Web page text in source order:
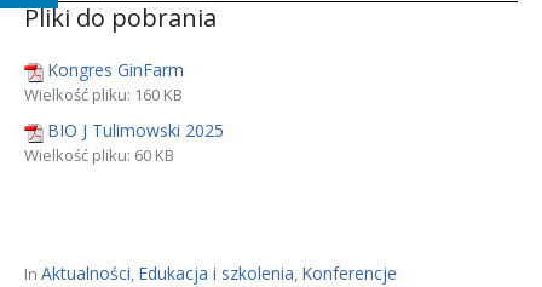
Pliki do pobrania
Kongres GinFarm
Wielkość pliku: 160 KB
BIO J Tulimowski 2025
Wielkość pliku: 60 KB
In Aktualności, Edukacja i szkolenia, Konferencje